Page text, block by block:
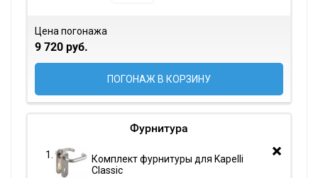
Цена погонажа
9 720 руб.
ПОГОНАЖ В КОРЗИНУ
Фурнитура
Комплект фурнитуры для Kapelli
Classic